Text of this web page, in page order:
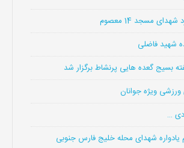
مسجد 14 معصوم
شهید فاضلی
بسیج گعده هایی پرنشاط برگزار شد
ورزشی ویژه جوانان
…
یادواره شهدای محله خلیج فارس جنوبی